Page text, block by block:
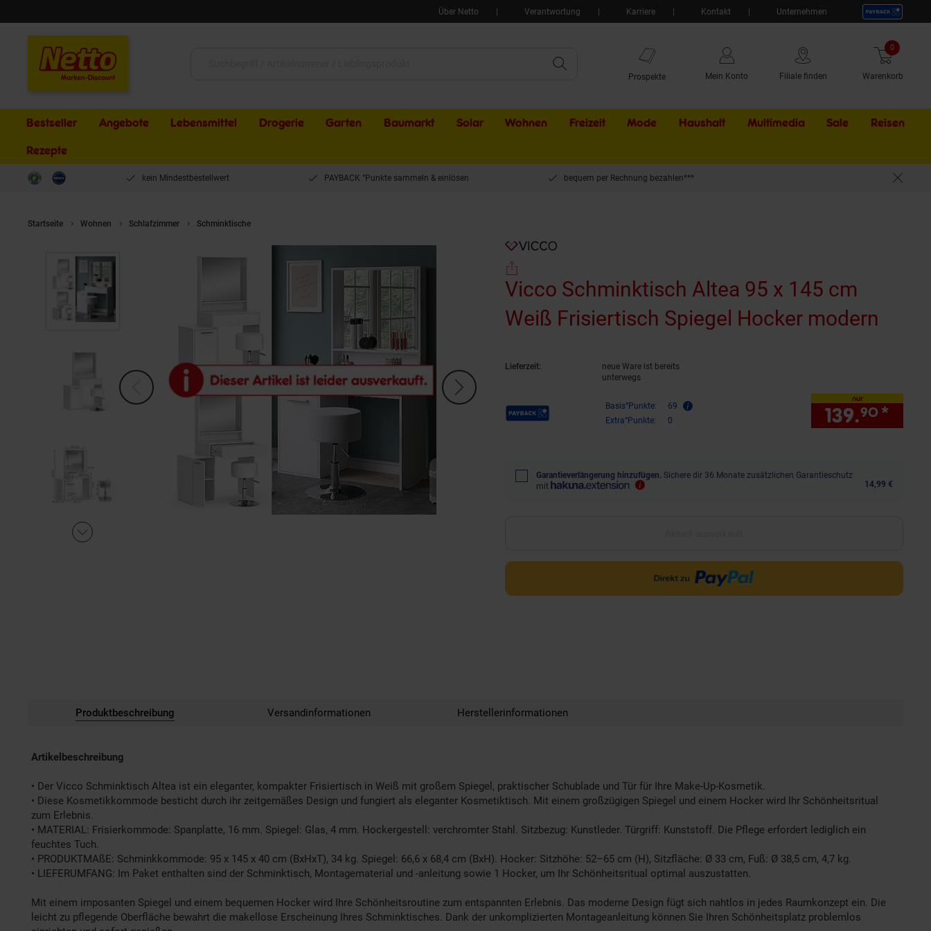
Über Netto Verantwortung Karriere Kontakt Unternehmen
Prospekte Mein Konto Filiale finden Warenkorb
0 Artikel
Bestseller Angebote Lebensmittel Drogerie Garten Baumarkt Solar Wohnen Freizeit Mode Haushalt Multimedia Sale Externer
Reisen
Rezepte
kein Mindestbestellwert PAYBACK °Punkte sammeln & einlösen bequem per Rechnung bezahlen***
Startseite Wohnen Schlafzimmer Schminktische
Vicco Schminktisch Altea 95 x 145 cm
Weiß Frisiertisch Spiegel Hocker modern
Lieferzeit:
neue Ware ist bereits
unterwegs
Payback Punkte Basis°Punkte:
69
Extra°Punkte:
0
nur
139.90 *
Garantieverlängerung hinzufügen. Sichere dir 36 Monate zusätzlichen Garantieschutz
mit
14,99 €
Produktbeschreibung Versandinformationen Herstellerinformationen
Artikelbeschreibung
• Der Vicco Schminktisch Altea ist ein eleganter, kompakter Frisiertisch in Weiß mit großem Spiegel, praktischer Schublade und Tür für Ihre Make-Up-Kosmetik.
• Diese Kosmetikkommode besticht durch ihr zeitgemäßes Design und fungiert als eleganter Kosmetiktisch. Mit einem großzügigen Spiegel und einem Hocker wird Ihr Schönheitsritual
zum Erlebnis.
• MATERIAL: Frisierkommode: Spanplatte, 16 mm. Spiegel: Glas, 4 mm. Hockergestell: verchromter Stahl. Sitzbezug: Kunstleder. Türgriff: Kunststoff. Die Pflege erfordert lediglich ein
feuchtes Tuch.
• PRODUKTMAßE: Schminkkommode: 95 x 145 x 40 cm (BxHxT), 34 kg. Spiegel: 66,6 x 68,4 cm (BxH). Hocker: Sitzhöhe: 52–65 cm (H), Sitzfläche: Ø 33 cm, Fuß: Ø 38,5 cm, 4,7 kg.
• LIEFERUMFANG: Im Paket enthalten sind der Schminktisch, Montagematerial und -anleitung sowie 1 Hocker, um Ihr Schönheitsritual optimal auszustatten.
Mit einem imposanten Spiegel und einem bequemen Hocker wird Ihre Schönheitsroutine zum entspannten Erlebnis. Das moderne Design fügt sich nahtlos in jedes Raumkonzept ein. Die
leicht zu pflegende Oberfläche bewahrt die makellose Erscheinung Ihres Schminktisches. Dank der unkomplizierten Montageanleitung können Sie Ihren Schönheitsplatz problemlos